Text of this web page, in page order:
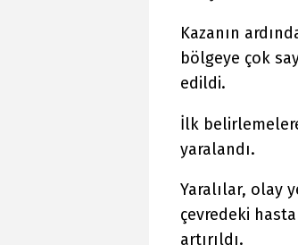
Kazanın
bölgeye çok
edildi.
İlk
yaralandı.
Yaralılar, olay
çevredeki
artırıldı.